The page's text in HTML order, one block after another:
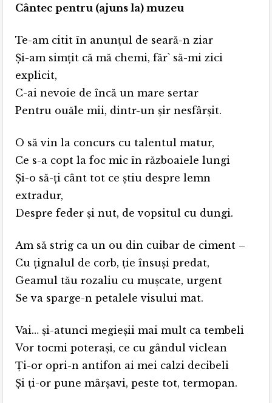
Cântec pentru (ajuns la) muzeu
Te-am citit în anunțul de seară-n ziar
Și-am simțit că mă chemi, făr` să-mi zici
explicit,
C-ai nevoie de încă un mare sertar
Pentru ouăle mii, dintr-un şir nesfârșit.
O să vin la concurs cu talentul matur,
Ce s-a copt la foc mic în războaiele lungi
Și-o să-ți cânt tot ce știu despre lemn
extradur,
Despre feder și nut, de vopsitul cu dungi.
Am să strig ca un ou din cuibar de ciment –
Cu ţignalul de corb, ție însuși predat,
Geamul tău rozaliu cu muşcate, urgent
Se va sparge-n petalele visului mat.
Vai… şi-atunci megieşii mai mult ca tembeli
Vor tocmi poteraşi, ce cu gândul viclean
Ţi-or opri-n antifon ai mei calzi decibeli
Şi ţi-or pune mârşavi, peste tot, termopan.